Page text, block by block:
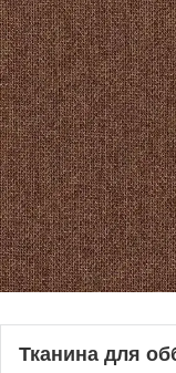
Тканина для